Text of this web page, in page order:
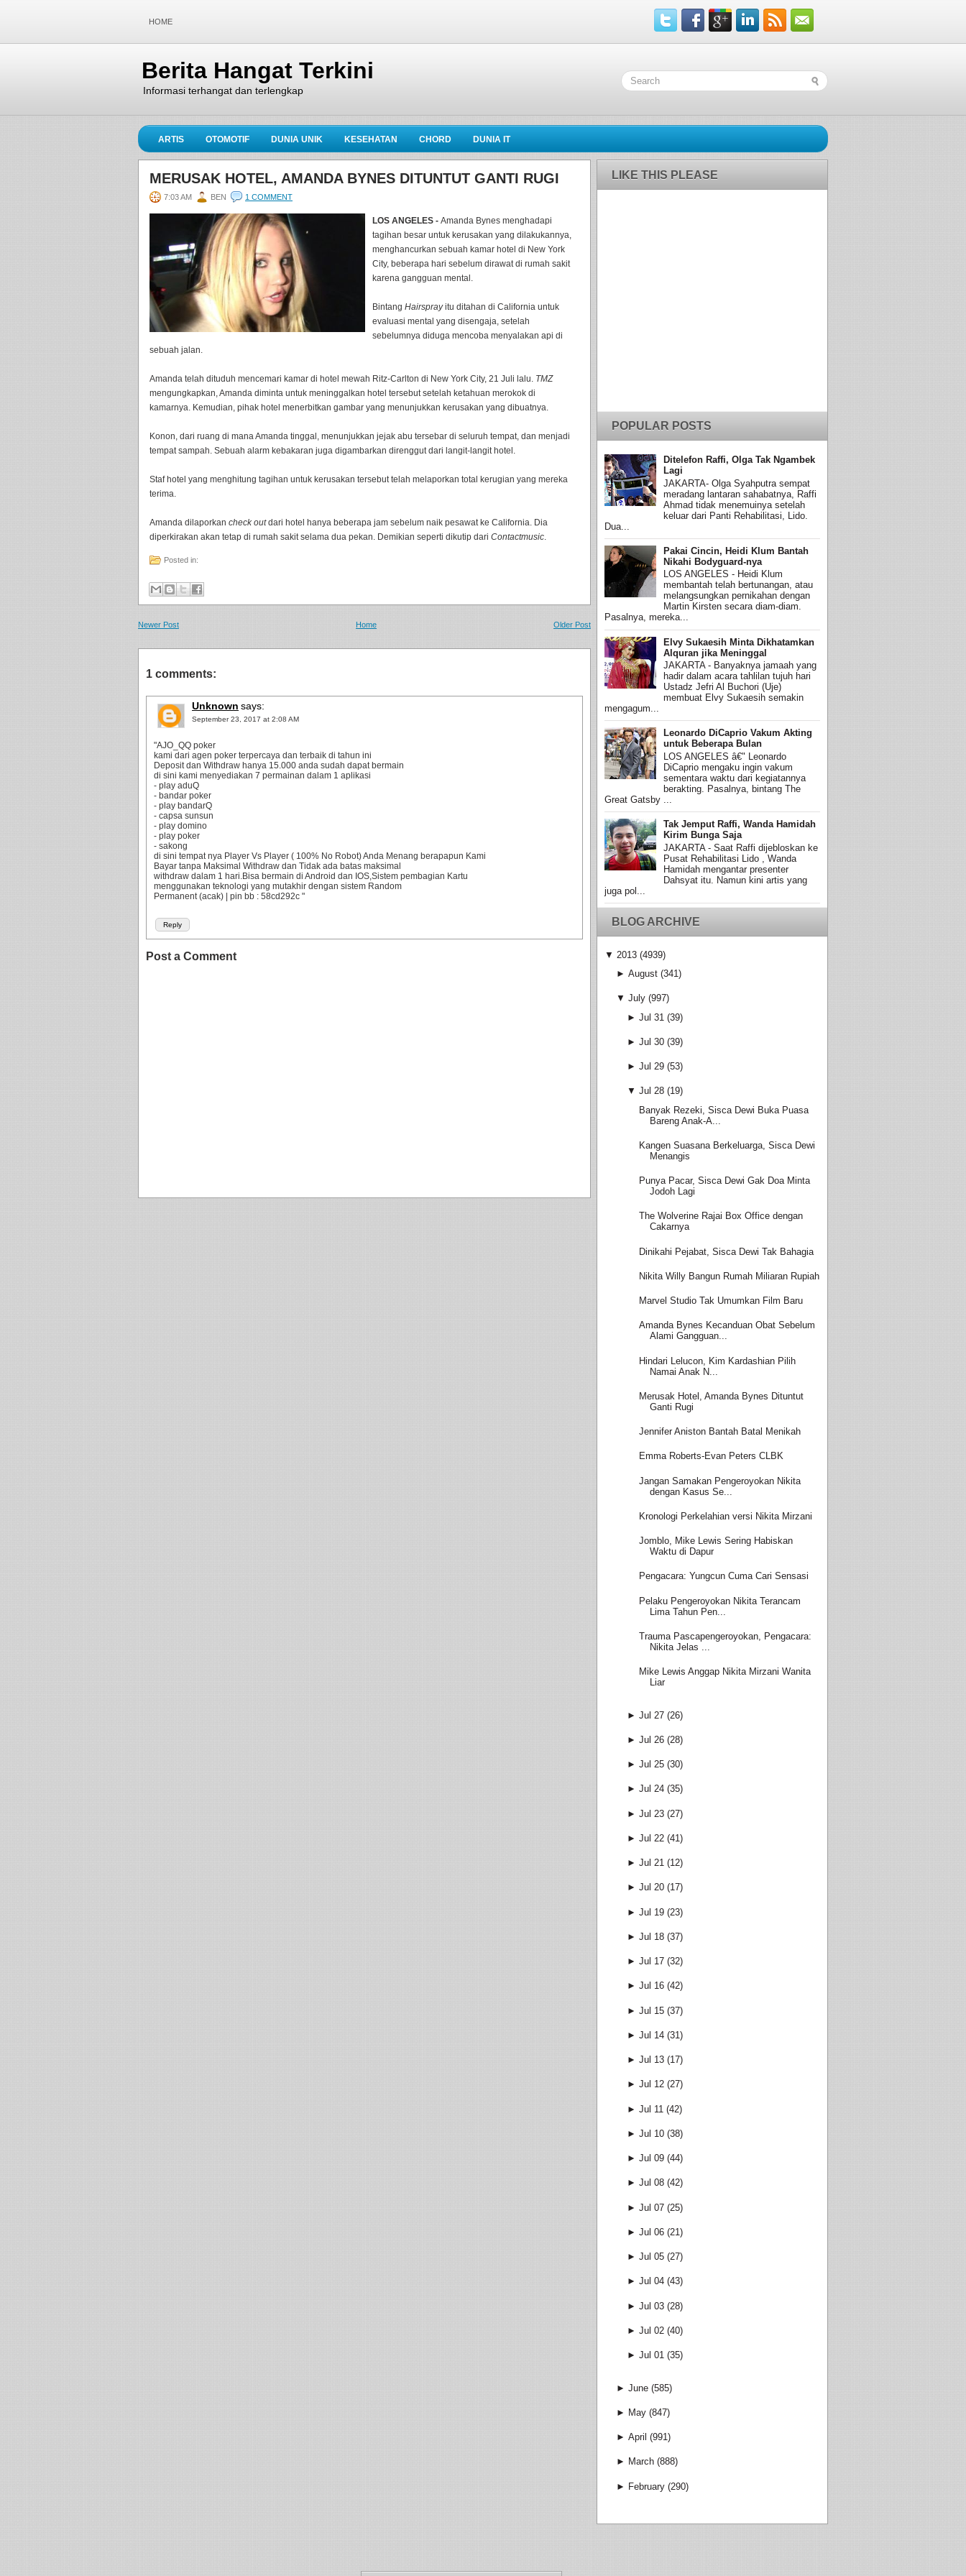
HOME
Berita Hangat Terkini
Informasi terhangat dan terlengkap
ARTIS OTOMOTIF DUNIA UNIK KESEHATAN CHORD DUNIA IT
MERUSAK HOTEL, AMANDA BYNES DITUNTUT GANTI RUGI
7:03 AM BEN 1 COMMENT
LOS ANGELES - Amanda Bynes menghadapi
tagihan besar untuk kerusakan yang dilakukannya,
menghancurkan sebuah kamar hotel di New York
City, beberapa hari sebelum dirawat di rumah sakit
karena gangguan mental.
Bintang Hairsprayitu ditahan di California untuk
evaluasi mental yang disengaja, setelah
sebelumnya diduga mencoba menyalakan api di
sebuah jalan.
Amanda telah dituduh mencemari kamar di hotel mewah Ritz-Carlton di New York City, 21 Juli lalu. TMZ
mengungkapkan, Amanda diminta untuk meninggalkan hotel tersebut setelah ketahuan merokok di
kamarnya. Kemudian, pihak hotel menerbitkan gambar yang menunjukkan kerusakan yang dibuatnya.
Konon, dari ruang di mana Amanda tinggal, menunjukkan jejak abu tersebar di seluruh tempat, dan menjadi
tempat sampah. Sebuah alarm kebakaran juga digambarkan direnggut dari langit-langit hotel.
Staf hotel yang menghitung tagihan untuk kerusakan tersebut telah melaporkan total kerugian yang mereka
terima.
Amanda dilaporkan check outdari hotel hanya beberapa jam sebelum naik pesawat ke California. Dia
diperkirakan akan tetap di rumah sakit selama dua pekan. Demikian seperti dikutip dari Contactmusic.
Posted in:
Newer Post Older Post
Home
1 comments:
Unknown says:
September 23, 2017 at 2:08 AM
Reply
"AJO_QQ poker
kami dari agen poker terpercaya dan terbaik di tahun ini
Deposit dan Withdraw hanya 15.000 anda sudah dapat bermain
di sini kami menyediakan 7 permainan dalam 1 aplikasi
- play aduQ
- bandar poker
- play bandarQ
- capsa sunsun
- play domino
- play poker
- sakong
di sini tempat nya Player Vs Player ( 100% No Robot) Anda Menang berapapun Kami
Bayar tanpa Maksimal Withdraw dan Tidak ada batas maksimal
withdraw dalam 1 hari.Bisa bermain di Android dan IOS,Sistem pembagian Kartu
menggunakan teknologi yang mutakhir dengan sistem Random
Permanent (acak) | pin bb : 58cd292c "
Post a Comment
LIKE THIS PLEASE
POPULAR POSTS
Ditelefon Raffi, Olga Tak Ngambek
Lagi
JAKARTA- Olga Syahputra sempat
meradang lantaran sahabatnya, Raffi
Ahmad tidak menemuinya setelah
keluar dari Panti Rehabilitasi, Lido.
Dua...
Pakai Cincin, Heidi Klum Bantah
Nikahi Bodyguard-nya
LOS ANGELES - Heidi Klum
membantah telah bertunangan, atau
melangsungkan pernikahan dengan
Martin Kirsten secara diam-diam.
Pasalnya, mereka...
Elvy Sukaesih Minta Dikhatamkan
Alquran jika Meninggal
JAKARTA - Banyaknya jamaah yang
hadir dalam acara tahlilan tujuh hari
Ustadz Jefri Al Buchori (Uje)
membuat Elvy Sukaesih semakin
mengagum...
Leonardo DiCaprio Vakum Akting
untuk Beberapa Bulan
LOS ANGELES â€" Leonardo
DiCaprio mengaku ingin vakum
sementara waktu dari kegiatannya
berakting. Pasalnya, bintang The
Great Gatsby ...
Tak Jemput Raffi, Wanda Hamidah
Kirim Bunga Saja
JAKARTA - Saat Raffi dijebloskan ke
Pusat Rehabilitasi Lido , Wanda
Hamidah mengantar presenter
Dahsyat itu. Namun kini artis yang
juga pol...
BLOG ARCHIVE
▼ 2013 (4939)
► August (341)
▼ July (997)
►Jul 31 (39)
►Jul 30 (39)
►Jul 29 (53)
▼Jul 28 (19)
Banyak Rezeki, Sisca Dewi Buka Puasa
Bareng Anak-A...
Kangen Suasana Berkeluarga, Sisca Dewi
Menangis
Punya Pacar, Sisca Dewi Gak Doa Minta
Jodoh Lagi
The Wolverine Rajai Box Office dengan
Cakarnya
Dinikahi Pejabat, Sisca Dewi Tak Bahagia
Nikita Willy Bangun Rumah Miliaran Rupiah
Marvel Studio Tak Umumkan Film Baru
Amanda Bynes Kecanduan Obat Sebelum
Alami Gangguan...
Hindari Lelucon, Kim Kardashian Pilih
Namai Anak N...
Merusak Hotel, Amanda Bynes Dituntut
Ganti Rugi
Jennifer Aniston Bantah Batal Menikah
Emma Roberts-Evan Peters CLBK
Jangan Samakan Pengeroyokan Nikita
dengan Kasus Se...
Kronologi Perkelahian versi Nikita Mirzani
Jomblo, Mike Lewis Sering Habiskan
Waktu di Dapur
Pengacara: Yungcun Cuma Cari Sensasi
Pelaku Pengeroyokan Nikita Terancam
Lima Tahun Pen...
Trauma Pascapengeroyokan, Pengacara:
Nikita Jelas ...
Mike Lewis Anggap Nikita Mirzani Wanita
Liar
►Jul 27 (26)
►Jul 26 (28)
►Jul 25 (30)
►Jul 24 (35)
►Jul 23 (27)
►Jul 22 (41)
►Jul 21 (12)
►Jul 20 (17)
►Jul 19 (23)
►Jul 18 (37)
►Jul 17 (32)
►Jul 16 (42)
►Jul 15 (37)
►Jul 14 (31)
►Jul 13 (17)
►Jul 12 (27)
►Jul 11 (42)
►Jul 10 (38)
►Jul 09 (44)
►Jul 08 (42)
►Jul 07 (25)
►Jul 06 (21)
►Jul 05 (27)
►Jul 04 (43)
►Jul 03 (28)
►Jul 02 (40)
►Jul 01 (35)
► June (585)
► May (847)
► April (991)
► March (888)
► February (290)